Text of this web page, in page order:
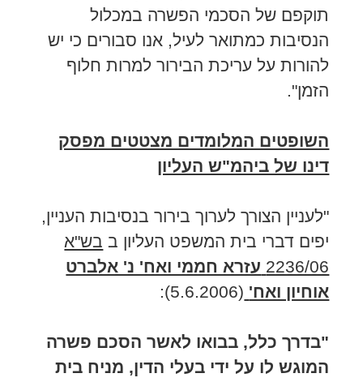
תוקפם של הסכמי הפשרה במכלול
הנסיבות כמתואר לעיל, אנו סבורים כי יש
להורות על עריכת הבירור למרות חלוף
הזמן".
השופטים המלומדים מצטטים מפסק
דינו של ביהמ"ש העליון
"לעניין הצורך לערוך בירור בנסיבות העניין,
יפים דברי בית המשפט העליון ב בש"א
2236/06 עזרא חממי ואח' נ' אלברט
אוחיון ואח' (5.6.2006):
"בדרך כלל, בבואו לאשר הסכם פשרה
המוגש לו על ידי בעלי הדין, מניח בית